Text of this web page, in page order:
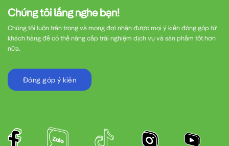
3. Tính năng bảo vệ toàn diện
Biến tần SV0300IS7-4NOD
được thiết kế với nhiều lớp bảo
vệ:
Bảo vệ quá tải động cơ
Bảo vệ quá nhiệt
Chúng tôi lắng nghe bạn!
Chúng tôi luôn trân trọng và mong đợi nhận được mọi ý kiến đóng góp từ
khách hàng để có thể nâng cấp trải nghiệm dịch vụ và sản phẩm tốt hơn
nữa.
Đóng góp ý kiến